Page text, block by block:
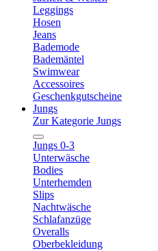
Leggings
Hosen
Jeans
Bademode
Bademäntel
Swimwear
Accessoires
Geschenkgutscheine
Jungs
Zur Kategorie Jungs
Jungs 0-3
Unterwäsche
Bodies
Unterhemden
Slips
Nachtwäsche
Schlafanzüge
Overalls
Oberbekleidung